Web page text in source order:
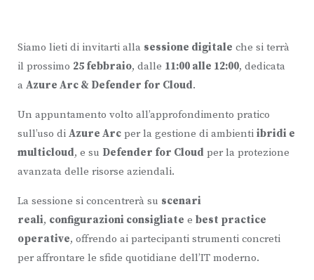
Siamo lieti di invitarti alla sessione digitale che si terrà
il prossimo 25 febbraio, dalle 11:00 alle 12:00, dedicata
a Azure Arc & Defender for Cloud.
Un appuntamento volto all’approfondimento pratico
sull’uso di Azure Arc per la gestione di ambienti ibridi e
multicloud, e su Defender for Cloud per la protezione
avanzata delle risorse aziendali.
La sessione si concentrerà su scenari
reali, configurazioni consigliate e best practice
operative, offrendo ai partecipanti strumenti concreti
per affrontare le sfide quotidiane dell’IT moderno.